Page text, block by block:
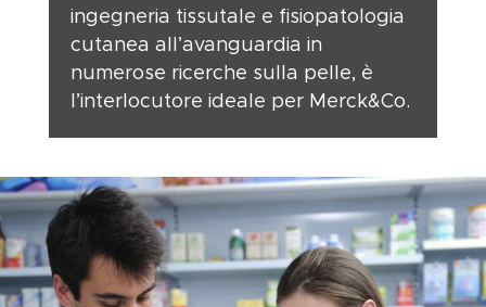
ingegneria tissutale e fisiopatologia
cutanea all’avanguardia in
numerose ricerche sulla pelle, è
l’interlocutore ideale per Merck&Co.